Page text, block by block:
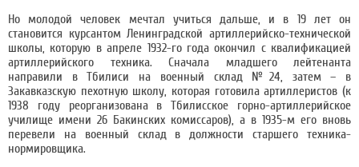
Но молодой человек мечтал учиться дальше, и в 19 лет он
становится курсантом Ленинградской артиллерийско-технической
школы, которую в апреле 1932-го года окончил с квалификацией
артиллерийского техника. Сначала младшего лейтенанта
направили в Тбилиси на военный склад №24, затем – в
Закавказскую пехотную школу, которая готовила артиллеристов (к
1938 году реорганизована в Тбилисское горно-артиллерийское
училище имени 26 Бакинских комиссаров), а в 1935-м его вновь
перевели на военный склад в должности старшего техника-
нормировщика.